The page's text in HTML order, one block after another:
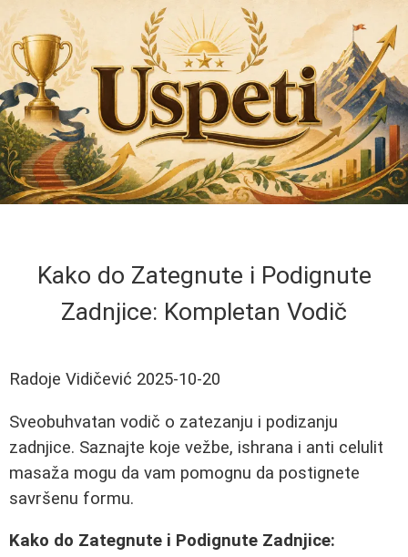
Kako do Zategnute i Podignute
Zadnjice: Kompletan Vodič
Radoje Vidičević 2025-10-20
Sveobuhvatan vodič o zatezanju i podizanju
zadnjice. Saznajte koje vežbe, ishrana i anti celulit
masaža mogu da vam pomognu da postignete
savršenu formu.
Kako do Zategnute i Podignute Zadnjice: